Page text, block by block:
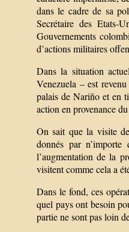
dans le cadre de sa
Secrétaire des Etats-
Gouvernements
d’actions militaires
Dans la situation
Venezuela – est
palais de Nariño et en
action en provenance
On sait que la visite
donnés par
l’augmentation de la
visitent comme cela a
Dans le fond, ces
quel pays ont besoin
partie ne sont pas loin